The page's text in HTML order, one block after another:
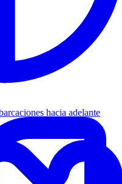
hacia adelante